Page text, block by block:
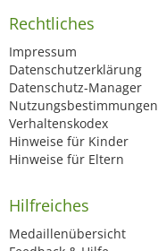
Rechtliches
Impressum
Datenschutzerklärung
Datenschutz-Manager
Nutzungsbestimmungen
Verhaltenskodex
Hinweise für Kinder
Hinweise für Eltern
Hilfreiches
Medaillenübersicht